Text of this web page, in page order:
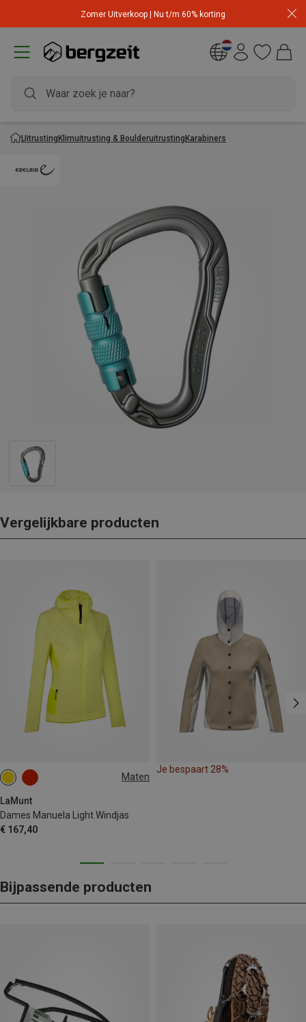
Zomer Uitverkoop | Nu t/m 60% korting
UitrustingKlimuitrusting & BoulderuitrustingKarabiners
Vergelijkbare producten
Maten
LaMunt
Dames Manuela Light Windjas
€ 167,40
XS S
XXL
Je bespaart 28%
Bijpassende producten